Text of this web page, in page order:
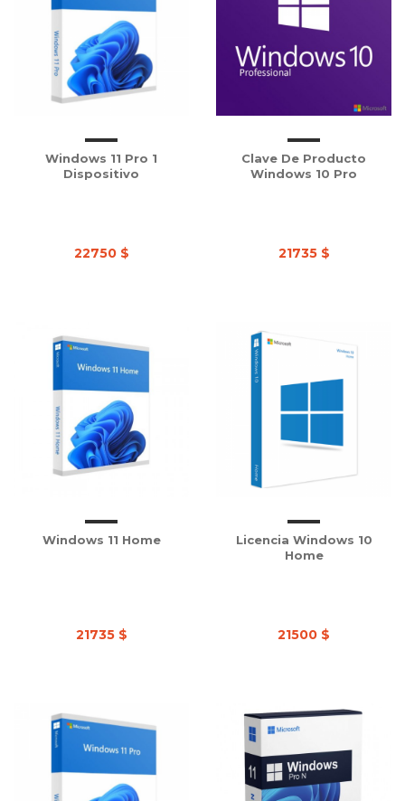
Windows 11 Pro 1
Dispositivo
22750 $
Clave De Producto
Windows 10 Pro
21735 $
Windows 11 Home
21735 $
Licencia Windows 10
Home
21500 $